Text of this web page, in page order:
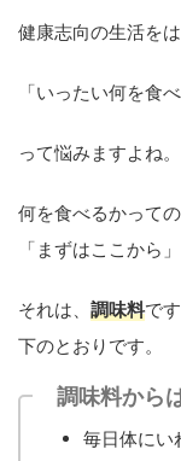
健康志向の生活を
「いったい何を食
って悩みますよね。
何を食べるかって
「まずはここから
それは、 調味料で
下のとおりです。
調味料から
毎日体にい